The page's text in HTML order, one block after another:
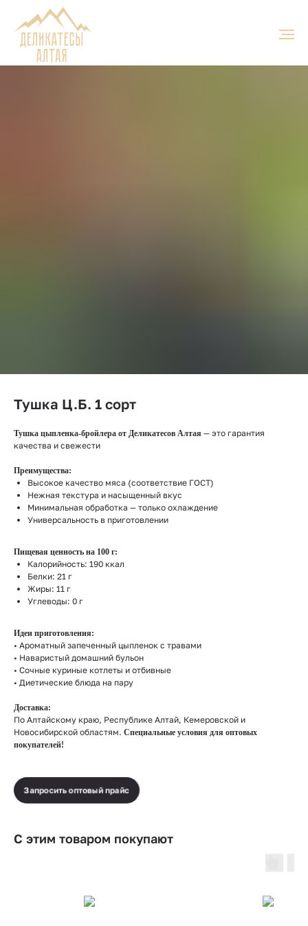
Тушка Ц.Б. 1 сорт
Тушка цыпленка-бройлера от Деликатесов Алтая — это гарантия
качества и свежести
Преимущества:
Высокое качество мяса (соответствие ГОСТ)
Нежная текстура и насыщенный вкус
Минимальная обработка — только охлаждение
Универсальность в приготовлении
Пищевая ценность на 100 г:
Калорийность: 190 ккал
Белки: 21 г
Жиры: 11 г
Углеводы: 0 г
Идеи приготовления:
• Ароматный запеченный цыпленок с травами
• Наваристый домашний бульон
• Сочные куриные котлеты и отбивные
• Диетические блюда на пару
Доставка:
По Алтайскому краю, Республике Алтай, Кемеровской и
Новосибирской областям. Специальные условия для оптовых
покупателей!
Запросить оптовый прайс
С этим товаром покупают